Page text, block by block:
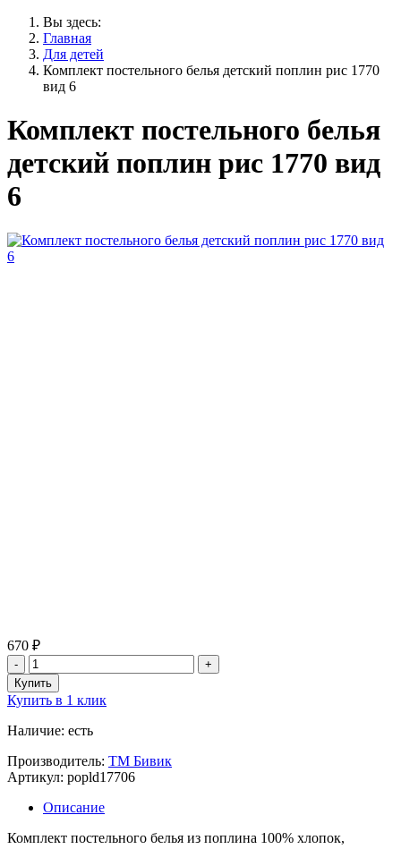
Вы здесь:
Главная
Для детей
Комплект постельного белья детский поплин рис 1770
вид 6
Комплект постельного белья
детский поплин рис 1770 вид
6
670 ₽
Купить в 1 клик
Наличие: есть
Производитель: ТМ Бивик
Артикул: popld17706
Описание
Комплект постельного белья из поплина 100% хлопок,